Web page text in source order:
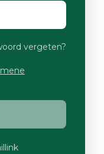
vergeten?